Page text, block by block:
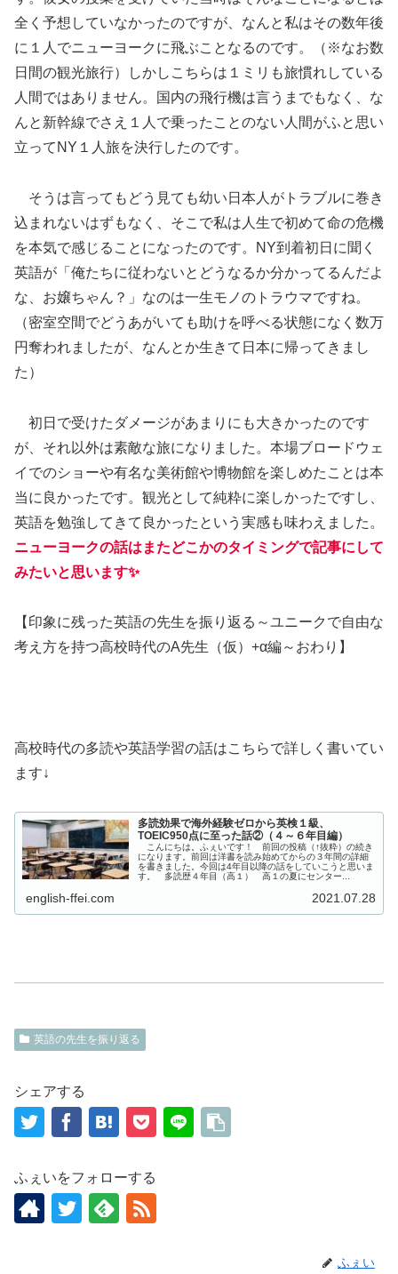
全く予想していなかったのですが、なんと私はその数年後
に１人でニューヨークに飛ぶことなるのです。（※なお数
日間の観光旅行）しかしこちらは１ミリも旅慣れしている
人間ではありません。国内の飛行機は言うまでもなく、な
んと新幹線でさえ１人で乗ったことのない人間がふと思い
立ってNY１人旅を決行したのです。
そうは言ってもどう見ても幼い日本人がトラブルに巻き
込まれないはずもなく、そこで私は人生で初めて命の危機
を本気で感じることになったのです。NY到着初日に聞く
英語が「俺たちに従わないとどうなるか分かってるんだよ
な、お嬢ちゃん？」なのは一生モノのトラウマですね。
（密室空間でどうあがいても助けを呼べる状態になく数万
円奪われましたが、なんとか生きて日本に帰ってきまし
た）
初日で受けたダメージがあまりにも大きかったのです
が、それ以外は素敵な旅になりました。本場ブロードウェ
イでのショーや有名な美術館や博物館を楽しめたことは本
当に良かったです。観光として純粋に楽しかったですし、
英語を勉強してきて良かったという実感も味わえました。
ニューヨークの話はまたどこかのタイミングで記事にして
みたいと思います✨
【印象に残った英語の先生を振り返る～ユニークで自由な
考え方を持つ高校時代のA先生（仮）+α編～おわり】
高校時代の多読や英語学習の話はこちらで詳しく書いてい
ます↓
多読効果で海外経験ゼロから英検１級、
TOEIC950点に至った話②（４～６年目編）
こんにちは。ふぇいです！ 前回の投稿（↑抜粋）の続き
になります。前回は洋書を読み始めてからの３年間の詳細
を書きました。今回は4年目以降の話をしていこうと思いま
す。 多読歴４年目（高１） 高１の夏にセンター...
english-ffei.com 2021.07.28
英語の先生を振り返る
シェアする
ふぇいをフォローする
ふぇい